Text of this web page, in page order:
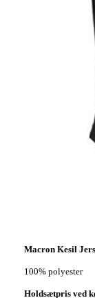
Macron Kesil
100% polyester
Holdsætpris ved